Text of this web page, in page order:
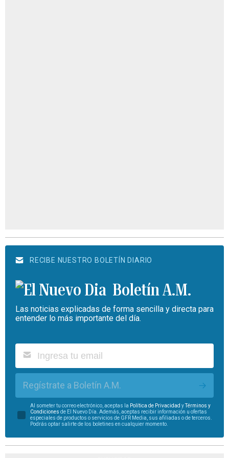
RECIBE NUESTRO BOLETÍN DIARIO
Boletín A.M.
Las noticias explicadas de forma sencilla y directa para
entender lo más importante del día.
Regístrate a Boletín A.M.
Al someter tu correo electrónico, aceptas la Política de Privacidad yTérminos y
Condiciones de El Nuevo Día. Además, aceptas recibir información u ofertas
especiales de productos o servicios de GFR Media, sus afiliadas o de terceros.
Podrás optar salirte de los boletines en cualquier momento.